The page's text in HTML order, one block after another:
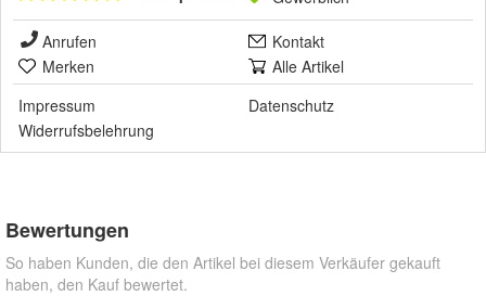
Anrufen
Kontakt
Merken
Alle Artikel
Impressum
Datenschutz
Widerrufsbelehrung
Bewertungen
So haben Kunden, die den Artikel bei diesem Verkäufer gekauft
haben, den Kauf bewertet.